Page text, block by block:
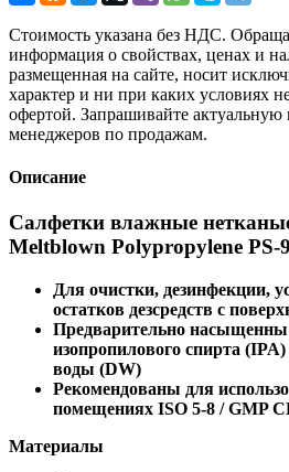
Стоимость указана без НДС.
информация о свойствах, ценах и
размещенная на сайте, носит
характер и ни при каких условиях
офертой. Запрашивайте
менеджеров по продажам.
Описание
Салфетки влажные
Meltblown Polypropylene PS-
Для очистки, дезинфекции,
остатков дезсредств с
Предварительно
изопропилового спирта
воды (DW)
Рекомендованы для
помещениях ISO 5-8 / GMP
Материалы